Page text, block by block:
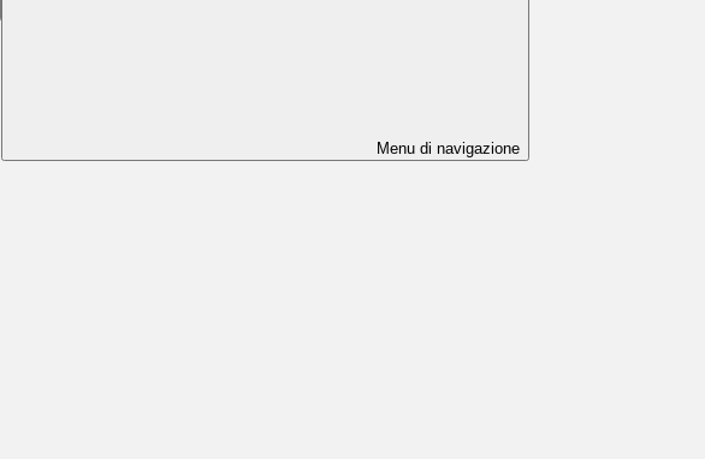
Menu di navigazione